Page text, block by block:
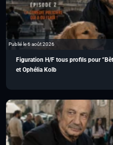
Publié le 6 août 2026
Figuration H/F tous profils pour
et Ophélia Kolb